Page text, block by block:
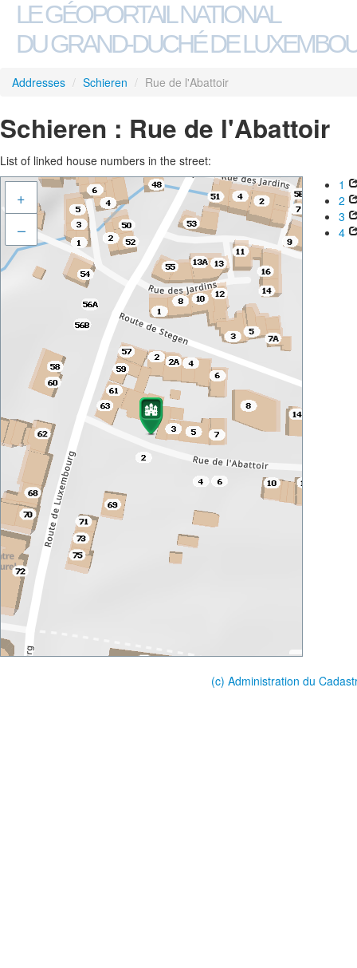
LE GÉOPORTAIL NATIONAL
DU GRAND-DUCHÉ DE
Addresses / Schieren / Rue de l'Abattoir
Schieren : Rue de l'Abattoir
List of linked house numbers in the street:
+
–
1
2
3
4
(c) Administration du